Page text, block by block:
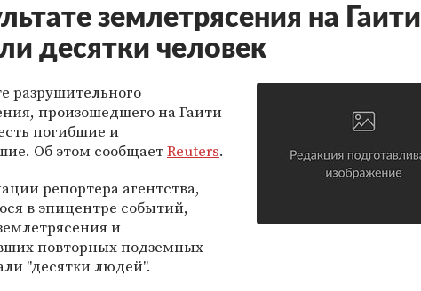
землетрясения на Гаити
десятки человек
разрушительного
произошедшего на Гаити
погибшие и
Об этом сообщаетReuters.
репортера агентства,
в эпицентре событий,
и
повторных подземных
"десятки людей".